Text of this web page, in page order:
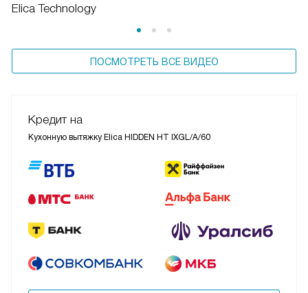
Elica Technology
ПОСМОТРЕТЬ ВСЕ ВИДЕО
Кредит на
Кухонную вытяжку Elica HIDDEN HT IXGL/A/60